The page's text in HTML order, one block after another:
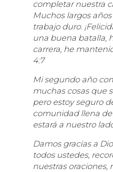
completar nuestra
Muchos largos
trabajo duro.
una buena batalla,
carrera, he
4:7
Mi segundo año
muchas cosas que
pero estoy seguro
comunidad llena
estará a nuestro
Damos gracias a
todos ustedes,
nuestras oraciones,